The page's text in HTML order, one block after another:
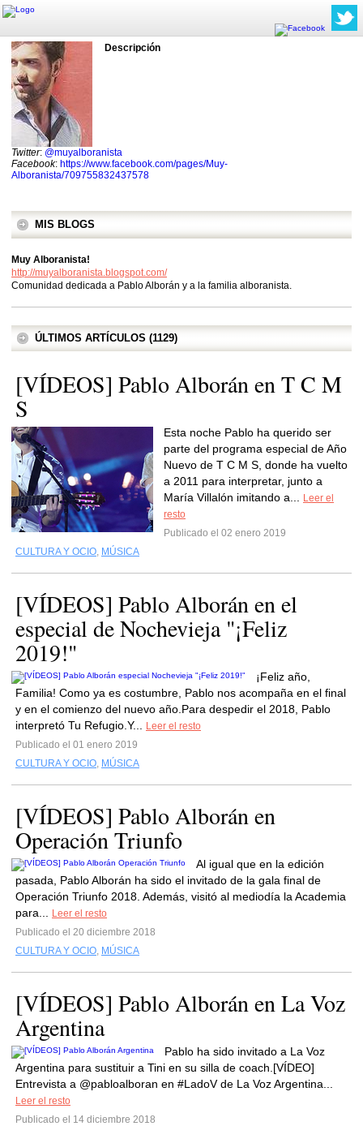
Descripción
Twitter: @muyalboranista
Facebook: https://www.facebook.com/pages/Muy-
Alboranista/709755832437578
MIS BLOGS
Muy Alboranista!
http://muyalboranista.blogspot.com/
Comunidad dedicada a Pablo Alborán y a la familia alboranista.
ÚLTIMOS ARTÍCULOS (1129)
[VÍDEOS] Pablo Alborán en T C M
S
Esta noche Pablo ha querido ser
parte del programa especial de Año
Nuevo de T C M S, donde ha vuelto
a 2011 para interpretar, junto a
María Villalón imitando a...
Leer el
resto
Publicado el 02 enero 2019
CULTURA Y OCIO, MÚSICA
[VÍDEOS] Pablo Alborán en el
especial de Nochevieja "¡Feliz
2019!"
¡Feliz año,
Familia! Como ya es costumbre, Pablo nos acompaña en el final
y en el comienzo del nuevo año.Para despedir el 2018, Pablo
interpretó Tu Refugio.Y...
Leer el resto
Publicado el 01 enero 2019
CULTURA Y OCIO, MÚSICA
[VÍDEOS] Pablo Alborán en
Operación Triunfo
Al igual que en la edición
pasada, Pablo Alborán ha sido el invitado de la gala final de
Operación Triunfo 2018. Además, visitó al mediodía la Academia
para...
Leer el resto
Publicado el 20 diciembre 2018
CULTURA Y OCIO, MÚSICA
[VÍDEOS] Pablo Alborán en La Voz
Argentina
Pablo ha sido invitado a La Voz
Argentina para sustituir a Tini en su silla de coach.[VÍDEO]
Entrevista a @pabloalboran en #LadoV de La Voz Argentina...
Leer el resto
Publicado el 14 diciembre 2018